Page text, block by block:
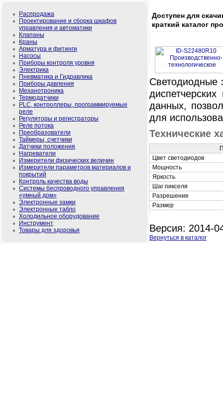
Распродажа
Проектирование и сборка шкафов
управления и автоматики
Клапаны
Краны
Арматура и фитинги
Насосы
Приборы контроля уровня
Электрика
Пневматика и Гидравлика
Приборы давления
Механотроника
Термодатчики
PLС, контроллеры, программируемые
реле
Регуляторы и регистраторы
Реле потока
Преобразователи
Таймеры, счетчики
Датчики положения
Нагреватели
Измерители физических величин
Измерители параметров материалов и
покрытий
Контроль качества воды
Системы беспроводного управления
«умный дом»
Электронные замки
Электронные табло
Холодильное оборудование
Инструмент
Товары для здоровья
Доступен для
краткий каталог
Светодиодные
данных,
для
Технические
Цвет светодиодов
Мощность
Яркость
Шаг пикселя
Разрешение
Размер
Версия: 2014-
Вернуться в каталог